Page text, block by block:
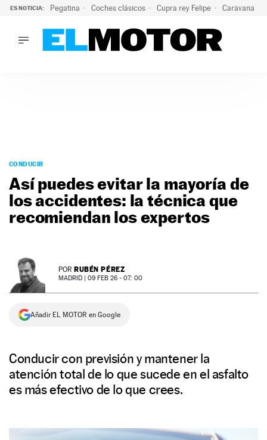
ES NOTICIA: Pegatina Coches clásicos Cupra rey Felipe Caravana
PODCAST
MOTOS
TECNOLOGÍA
SERVICIOS
NEWSLETTER
SÍGUENOS
CONDUCIR
Así puedes evitar la mayoría de
los accidentes: la técnica que
recomiendan los expertos
POR RUBÉN PÉREZ
MADRID | 09 FEB 26 - 07: 00
Añadir EL MOTOR en Google
Conducir con previsión y mantener la
atención total de lo que sucede en el asfalto
es más efectivo de lo que crees.